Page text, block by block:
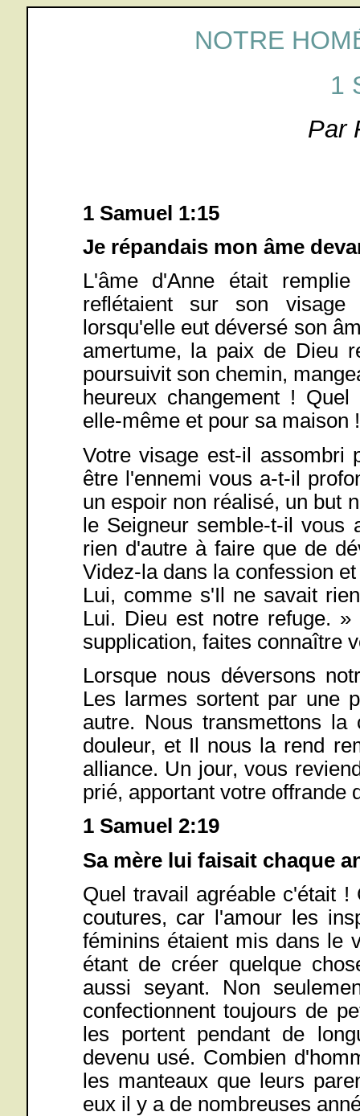
NOTRE
1
Par
1 Samuel 1:15
Je répandais mon âme
L'âme d'Anne était
reflétaient sur son
lorsqu'elle eut déversé son
amertume, la paix de Dieu
poursuivit son chemin,
heureux changement !
elle-même et pour sa maison !
Votre visage est-il assombri
être l'ennemi vous a-t-il
un espoir non réalisé, un but
le Seigneur semble-t-il vous
rien d'autre à faire que de
Videz-la dans la confession
Lui, comme s'Il ne savait
Lui. Dieu est notre refuge.
supplication, faites connaître
Lorsque nous déversons
Les larmes sortent par une
autre. Nous transmettons
douleur, et Il nous la rend
alliance. Un jour, vous
prié, apportant votre offrande
1 Samuel 2:19
Sa mère lui faisait chaque
Quel travail agréable c'était
coutures, car l'amour les
féminins étaient mis dans le
étant de créer quelque
aussi seyant. Non
confectionnent toujours de
les portent pendant de
devenu usé. Combien
les manteaux que leurs
eux il y a de nombreuses